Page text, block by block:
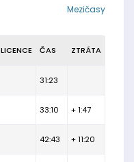
Mezičasy
LICENCE ČAS ZTRÁTA
31:23
33:10 + 1:47
42:43 + 11:20